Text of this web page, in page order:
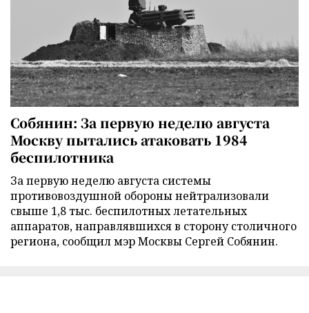
Собянин: За первую неделю августа
Москву пытались атаковать 1984
беспилотника
За первую неделю августа системы
противовоздушной обороны нейтрализовали
свыше 1,8 тыс. беспилотных летательных
аппаратов, направлявшихся в сторону столичного
региона, сообщил мэр Москвы Сергей Собянин.